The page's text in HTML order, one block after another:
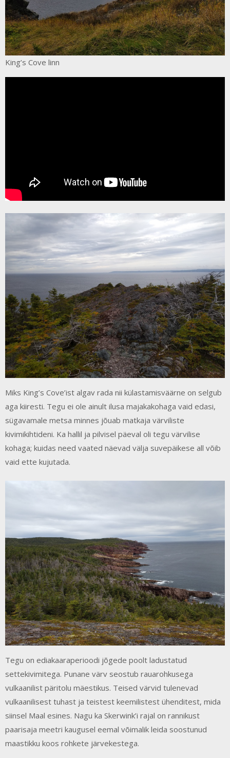
King’s Cove linn
Miks King’s Cove’ist algav rada nii külastamisväärne on selgub
aga kiiresti. Tegu ei ole ainult ilusa majakakohaga vaid edasi,
sügavamale metsa minnes jõuab matkaja värviliste
kivimikihtideni. Ka hallil ja pilvisel päeval oli tegu värvilise
kohaga; kuidas need vaated näevad välja suvepäikese all võib
vaid ette kujutada.
Tegu on ediakaaraperioodi jõgede poolt ladustatud
settekivimitega. Punane värv seostub rauarohkusega
vulkaanilist päritolu mäestikus. Teised värvid tulenevad
vulkaanilisest tuhast ja teistest keemilistest ühenditest, mida
siinsel Maal esines. Nagu ka Skerwink’i rajal on rannikust
paarisaja meetri kaugusel eemal võimalik leida soostunud
maastikku koos rohkete järvekestega.